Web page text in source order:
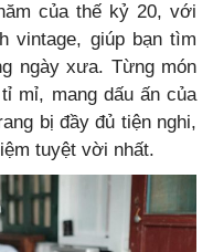
của thế kỷ 20, với
vintage, giúp bạn tìm
ngày xưa. Từng món
mỉ, mang dấu ấn của
bị đầy đủ tiện nghi,
tuyệt vời nhất.